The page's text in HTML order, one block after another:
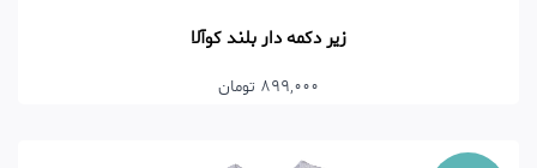
زیر دکمه دار بلند کوآلا
899,000 تومان